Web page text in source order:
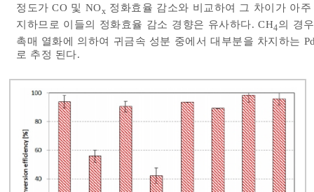
정도가 CO 및 NOx 정화효율 감소와 비교하여 그 차이가 아
지하므로 이들의 정화효율 감소 경향은 유사하다. CH4의 경
촉매 열화에 의하여 귀금속 성분 중에서 대부분을 차지하는
로 추정 된다.